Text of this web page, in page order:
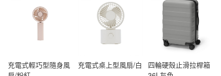
充電式輕巧型隨身風
充電式桌上型風扇/白
四輪硬殼止滑拉桿箱